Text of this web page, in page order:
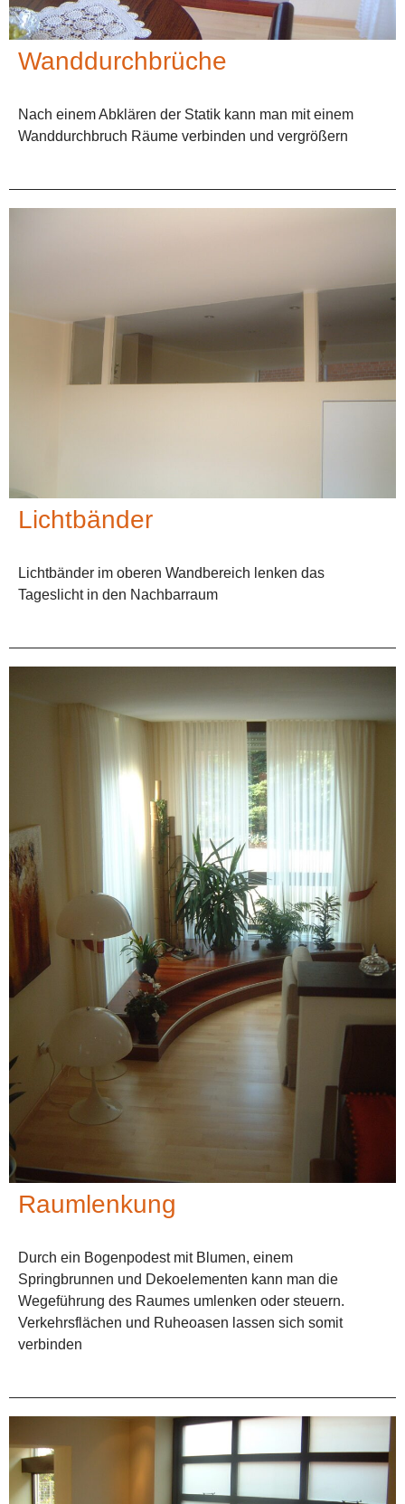
Wanddurchbrüche
Nach einem Abklären der Statik kann man mit einem
Wanddurchbruch Räume verbinden und vergrößern
Lichtbänder
Lichtbänder im oberen Wandbereich lenken das
Tageslicht in den Nachbarraum
Raumlenkung
Durch ein Bogenpodest mit Blumen, einem
Springbrunnen und Dekoelementen kann man die
Wegeführung des Raumes umlenken oder steuern.
Verkehrsflächen und Ruheoasen lassen sich somit
verbinden